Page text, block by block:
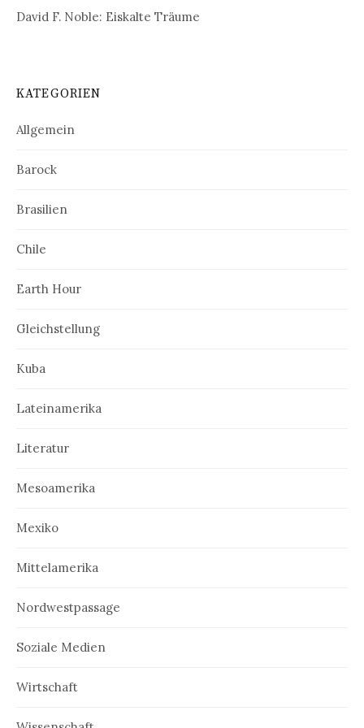
David F. Noble: Eiskalte Träume
KATEGORIEN
Allgemein
Barock
Brasilien
Chile
Earth Hour
Gleichstellung
Kuba
Lateinamerika
Literatur
Mesoamerika
Mexiko
Mittelamerika
Nordwestpassage
Soziale Medien
Wirtschaft